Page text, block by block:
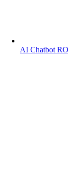
AI Chatbot